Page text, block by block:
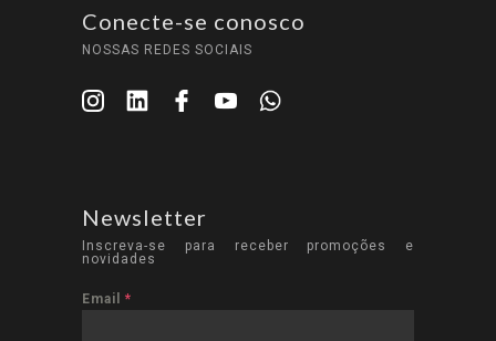
Conecte-se conosco
NOSSAS REDES SOCIAIS
Newsletter
Inscreva-se para receber promoções e
novidades
Email *